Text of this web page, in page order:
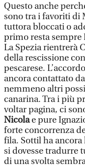
Questo anche
sono tra i favoriti di
tuttora bloccati o
primo resta sempre
La Spezia rientrerà
della rescissione
pescarese.
ancora contattato
nemmeno altri
canarina. Tra i più
voltar pagina, ci
Nicolae pure
forte concorrenza
fila. Sottil ha ancora
si dovesse tradurre
di una svolta